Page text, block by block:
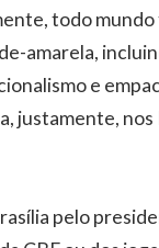
todo
amarela,
e
justamente,
pelo